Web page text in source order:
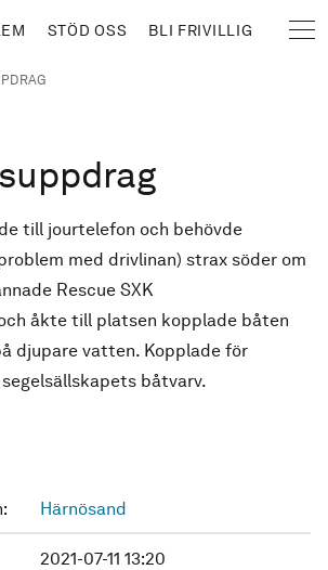
STÖD OSS BLI FRIVILLIG
till jourtelefon och behövde
med drivlinan) strax söder om
Rescue SXK
åkte till platsen kopplade båten
djupare vatten. Kopplade för
båtvarv.
Härnösand
2021-07-11 13:20